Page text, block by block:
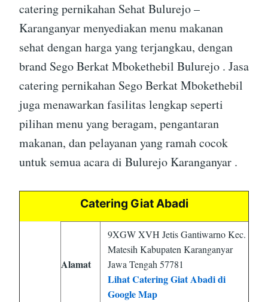
catering pernikahan Sehat Bulurejo –
Karanganyar menyediakan menu makanan
sehat dengan harga yang terjangkau, dengan
brand Sego Berkat Mbokethebil Bulurejo . Jasa
catering pernikahan Sego Berkat Mbokethebil
juga menawarkan fasilitas lengkap seperti
pilihan menu yang beragam, pengantaran
makanan, dan pelayanan yang ramah cocok
untuk semua acara di Bulurejo Karanganyar .
Catering Giat Abadi
Alamat
9XGW XVH Jetis Gantiwarno Kec.
Matesih Kabupaten Karanganyar
Jawa Tengah 57781
Lihat Catering Giat Abadi di
Google Map